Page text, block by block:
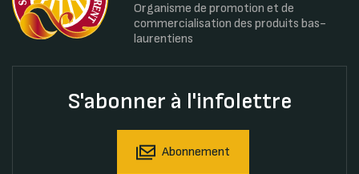
Organisme de promotion et de
commercialisation des produits bas-
laurentiens
S'abonner à l'infolettre
Abonnement